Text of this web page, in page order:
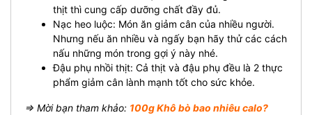
thịt thì cung cấp dưỡng chất đầy đủ.
Nạc heo luộc: Món ăn giảm cân của nhiều người.
Nhưng nếu ăn nhiều và ngấy bạn hãy thử các cách
nấu những món trong gợi ý này nhé.
Đậu phụ nhồi thịt: Cả thịt và đậu phụ đều là 2 thực
phẩm giảm cân lành mạnh tốt cho sức khỏe.
⇒ Mời bạn tham khảo: 100g Khô bò bao nhiêu calo?